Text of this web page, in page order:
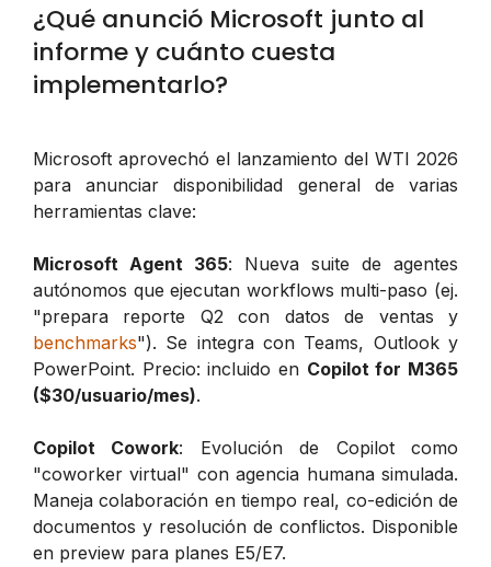
¿Qué anunció Microsoft junto al
informe y cuánto cuesta
implementarlo?
Microsoft aprovechó el lanzamiento del WTI 2026
para anunciar disponibilidad general de varias
herramientas clave:
Microsoft Agent 365: Nueva suite de agentes
autónomos que ejecutan workflows multi-paso (ej.
"prepara reporte Q2 con datos de ventas y
benchmarks"). Se integra con Teams, Outlook y
PowerPoint. Precio: incluido en Copilot for M365
($30/usuario/mes).
Copilot Cowork: Evolución de Copilot como
"coworker virtual" con agencia humana simulada.
Maneja colaboración en tiempo real, co-edición de
documentos y resolución de conflictos. Disponible
en preview para planes E5/E7.